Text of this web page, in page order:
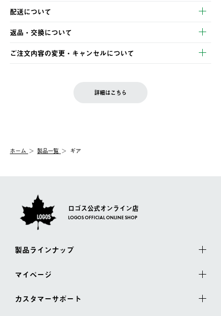
以下のいずれかの方法でお支払いいただけます。
・クレジットカード決済
・コンビニ決済
・Pay-easy決済
配送について
【発送スケジュール】
ご注文・ご入金完了より2営業日以内に商品を発送いたします。
土日祝の発送はございませんので、木曜日以降のご注文は週明け
の発送となる場合がございます。
【配送業者】
佐川急便にて配送されます。
返品・交換について
※お客様都合の場合
お客様都合の返品にかかる送料は、お客様ご負担とさせていただ
一度お手元の商品を返品いただき、ご希望商品を再注文してくだ
ご注文内容の変更・キャンセルについて
LOGOS FAMILY会員の方は、会員マイページ内 購入履歴画面に
詳細はこちら
ホーム 製品一覧 ギア
ロゴス公式オンライン店
LOGOS OFFICIAL ONLINE SHOP
製品ラインナップ
マイページ
カスタマーサポート